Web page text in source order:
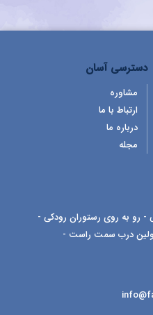
دسترسی آسان
مشاوره
ارتباط با ما
درباره ما
مجله
- رو به روی رستوران رودکی -
درب سمت راست -